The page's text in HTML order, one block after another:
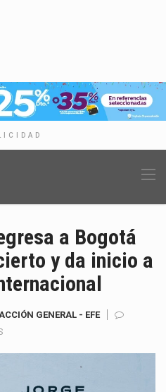
a Bogotá
y da inicio a
GENERAL - EFE